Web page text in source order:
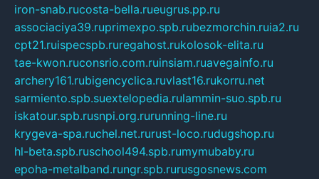
iron-snab.rucosta-bella.rueugrus.pp.ru
associaciya39.ruprimexpo.spb.rubezmorchin.ruia2.ru
cpt21.ruispecspb.ruregahost.rukolosok-elita.ru
tae-kwon.ruconsrio.com.ruinsiam.ruavegainfo.ru
archery161.rubigencyclica.ruvlast16.rukorru.net
sarmiento.spb.suextelopedia.rulammin-suo.spb.ru
iskatour.spb.rusnpi.org.rurunning-line.ru
krygeva-spa.ruchel.net.rurust-loco.rudugshop.ru
hl-beta.spb.ruschool494.spb.rumymubaby.ru
epoha-metalband.rungr.spb.rurusgosnews.com